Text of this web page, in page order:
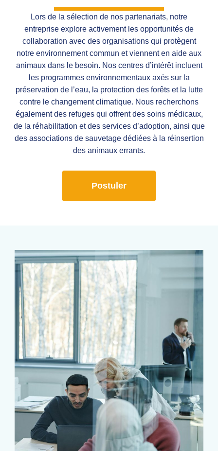
Lors de la sélection de nos partenariats, notre
entreprise explore activement les opportunités de
collaboration avec des organisations qui protègent
notre environnement commun et viennent en aide aux
animaux dans le besoin. Nos centres d’intérêt incluent
les programmes environnementaux axés sur la
préservation de l’eau, la protection des forêts et la lutte
contre le changement climatique. Nous recherchons
également des refuges qui offrent des soins médicaux,
de la réhabilitation et des services d’adoption, ainsi que
des associations de sauvetage dédiées à la réinsertion
des animaux errants.
Postuler